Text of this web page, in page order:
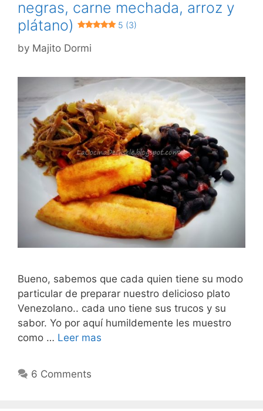
negras, carne mechada, arroz y
plátano)
5 (3)
by Majito Dormi
Bueno, sabemos que cada quien tiene su modo
particular de preparar nuestro delicioso plato
Venezolano.. cada uno tiene sus trucos y su
sabor. Yo por aquí humildemente les muestro
como … Leer mas
6 Comments